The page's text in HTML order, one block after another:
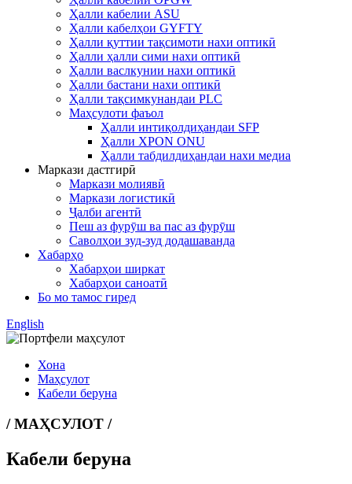
Ҳалли кабелии ASU
Ҳалли кабелҳои GYFTY
Ҳалли қуттии тақсимоти нахи оптикӣ
Ҳалли ҳалли сими нахи оптикӣ
Ҳалли васлкунии нахи оптикӣ
Ҳалли бастани нахи оптикӣ
Ҳалли тақсимкунандаи PLC
Маҳсулоти фаъол
Ҳалли интиқолдиҳандаи SFP
Ҳалли XPON ONU
Ҳалли табдилдиҳандаи нахи медиа
Маркази дастгирӣ
Маркази молиявӣ
Маркази логистикӣ
Ҷалби агентӣ
Пеш аз фурӯш ва пас аз фурӯш
Саволҳои зуд-зуд додашаванда
Хабарҳо
Хабарҳои ширкат
Хабарҳои саноатӣ
Бо мо тамос гиред
English
Хона
Маҳсулот
Кабели беруна
/ МАҲСУЛОТ /
Кабели беруна